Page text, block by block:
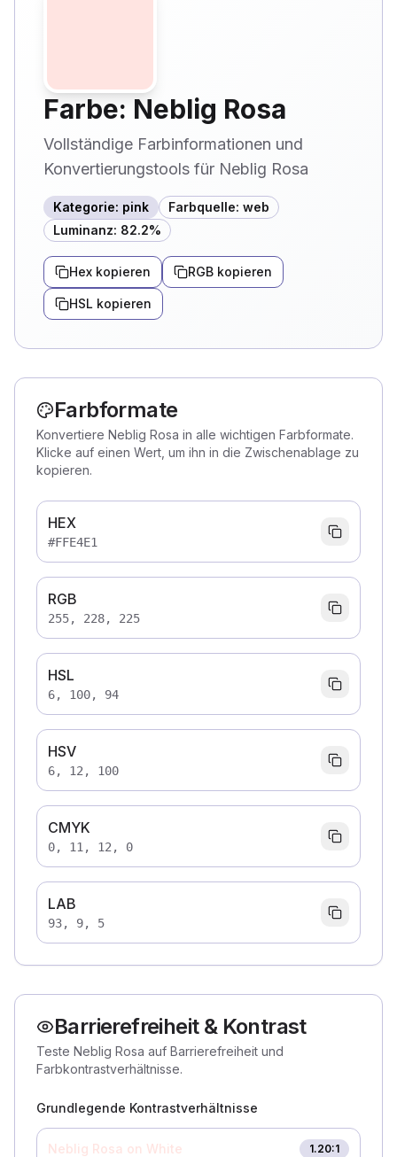
Farbe: Neblig Rosa
Vollständige Farbinformationen und
Konvertierungstools für Neblig Rosa
Kategorie: pink Farbquelle: web
Luminanz: 82.2%
Hex kopieren RGB kopieren
HSL kopieren
Farbformate
Konvertiere Neblig Rosa in alle wichtigen Farbformate.
Klicke auf einen Wert, um ihn in die Zwischenablage zu
kopieren.
HEX
#FFE4E1
RGB
255, 228, 225
HSL
6, 100, 94
HSV
6, 12, 100
CMYK
0, 11, 12, 0
LAB
93, 9, 5
Barrierefreiheit & Kontrast
Teste Neblig Rosa auf Barrierefreiheit und
Farbkontrastverhältnisse.
Grundlegende Kontrastverhältnisse
Neblig Rosa on White 1.20:1